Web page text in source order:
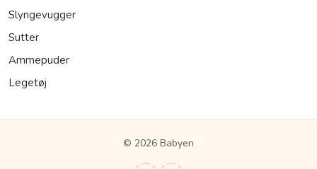
Slyngevugger
Sutter
Ammepuder
Legetøj
© 2026 Babyen